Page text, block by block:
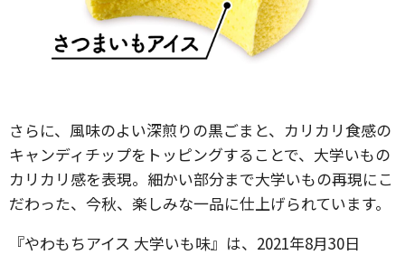
さらに、風味のよい深煎りの黒ごまと、カリカリ食感の
キャンディチップをトッピングすることで、大学いもの
カリカリ感を表現。細かい部分まで大学いもの再現にこ
だわった、今秋、楽しみな一品に仕上げられています。
『やわもちアイス 大学いも味』は、2021年8月30日